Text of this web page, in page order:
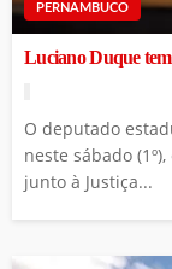
PERNAMBUCO
Luciano Duque
O deputado
neste sábado
junto à Justiça...